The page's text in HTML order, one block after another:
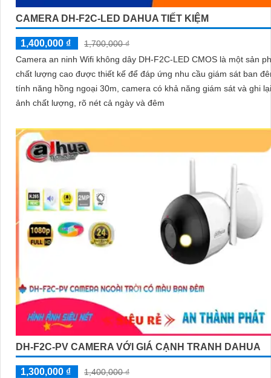
CAMERA DH-F2C-LED DAHUA TIẾT KIỆM
1,400,000 ₫
1,700,000 ₫
Camera an ninh Wifi không dây DH-F2C-LED CMOS là một sản
chất lượng cao được thiết kế để đáp ứng nhu cầu giám sát ban đêm.
tính năng hồng ngoại 30m, camera có khả năng giám sát và ghi
ảnh chất lượng, rõ nét cả ngày và đêm
DH-F2C-PV CAMERA VỚI GIÁ CẠNH TRANH DAHUA
1,300,000 ₫
1,400,000 ₫